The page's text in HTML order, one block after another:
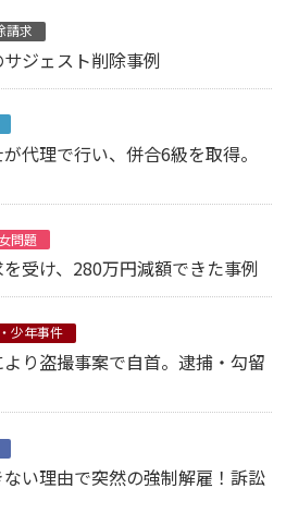
請求
ジェスト削除事例
代理で行い、併合6級を取得。
問題
受け、280万円減額できた事例
少年事件
り盗撮事案で自首。逮捕・勾留
い理由で突然の強制解雇！訴訟